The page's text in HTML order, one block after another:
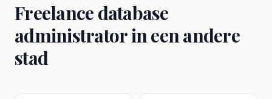
Freelance database
administrator in een andere
stad